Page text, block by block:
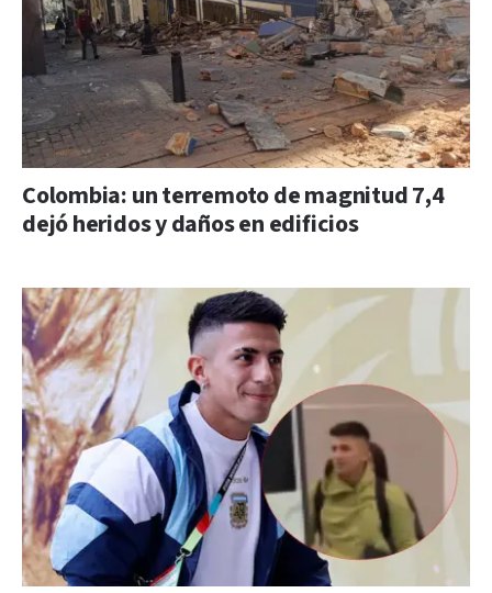
Colombia: un terremoto de magnitud 7,4
dejó heridos y daños en edificios